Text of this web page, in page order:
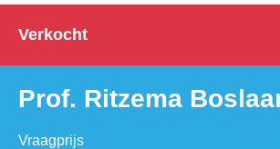
Verkocht
Prof. Ritzema
Vraagprijs